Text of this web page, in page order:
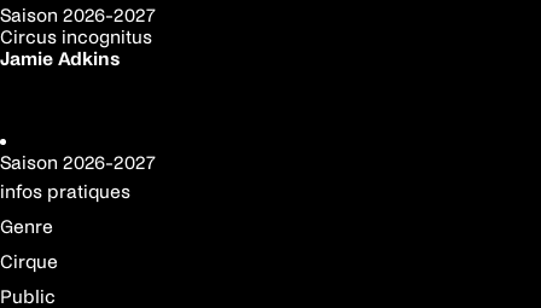
Saison 2026-2027
Circus incognitus
Jamie Adkins
Saison 2026-2027
infos pratiques
Genre
Cirque
Public